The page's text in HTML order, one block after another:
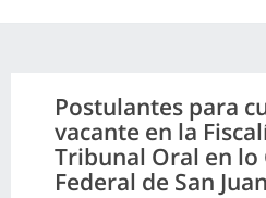
Postulantes para
vacante en la
Tribunal Oral en lo
Federal de San Juan